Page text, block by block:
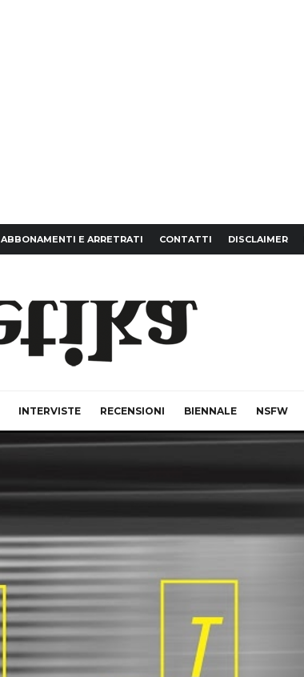
ABBONAMENTI E ARRETRATI CONTATTI DISCLAIMER
INTERVISTE RECENSIONI BIENNALE NSFW